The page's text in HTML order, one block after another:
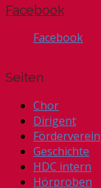
Facebook
Facebook
Seiten
Chor
Dirigent
Förderverein
Geschichte
HDC intern
Hörproben